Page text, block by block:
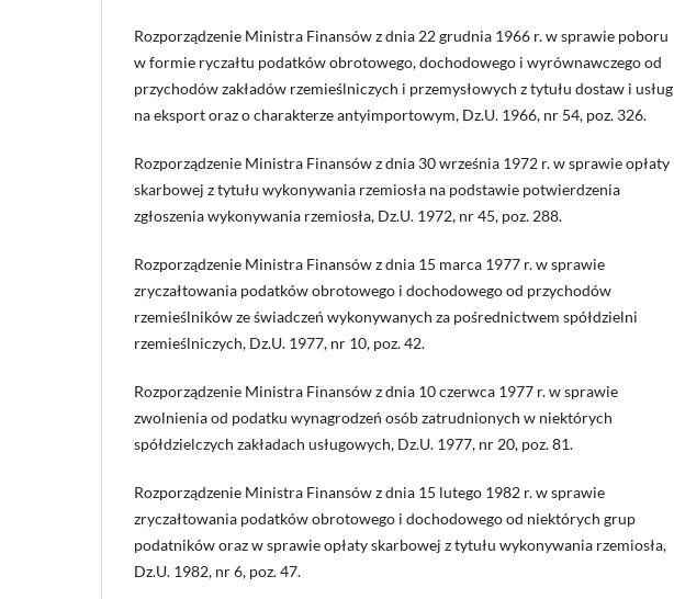
Rozporządzenie Ministra Finansów z dnia 22 grudnia 1966 r. w sprawie poboru
w formie ryczałtu podatków obrotowego, dochodowego i wyrównawczego od
przychodów zakładów rzemieślniczych i przemysłowych z tytułu dostaw i usług
na eksport oraz o charakterze antyimportowym, Dz.U. 1966, nr 54, poz. 326.
Rozporządzenie Ministra Finansów z dnia 30 września 1972 r. w sprawie opłaty
skarbowej z tytułu wykonywania rzemiosła na podstawie potwierdzenia
zgłoszenia wykonywania rzemiosła, Dz.U. 1972, nr 45, poz. 288.
Rozporządzenie Ministra Finansów z dnia 15 marca 1977 r. w sprawie
zryczałtowania podatków obrotowego i dochodowego od przychodów
rzemieślników ze świadczeń wykonywanych za pośrednictwem spółdzielni
rzemieślniczych, Dz.U. 1977, nr 10, poz. 42.
Rozporządzenie Ministra Finansów z dnia 10 czerwca 1977 r. w sprawie
zwolnienia od podatku wynagrodzeń osób zatrudnionych w niektórych
spółdzielczych zakładach usługowych, Dz.U. 1977, nr 20, poz. 81.
Rozporządzenie Ministra Finansów z dnia 15 lutego 1982 r. w sprawie
zryczałtowania podatków obrotowego i dochodowego od niektórych grup
podatników oraz w sprawie opłaty skarbowej z tytułu wykonywania rzemiosła,
Dz.U. 1982, nr 6, poz. 47.